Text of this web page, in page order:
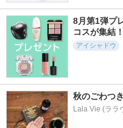
8月第1弾プ
コスが集結！
アイシャドウ
秋のごわつ
Lala Vie (ララ